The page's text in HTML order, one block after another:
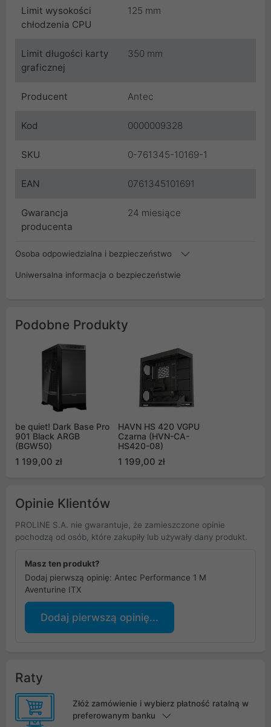
Limit wysokości
chłodzenia CPU
125 mm
Limit długości karty
graficznej
350 mm
Producent Antec
Kod 0000009328
SKU 0-761345-10169-1
EAN 0761345101691
Gwarancja
producenta
24 miesiące
Osoba odpowiedzialna i bezpieczeństwo
Uniwersalna informacja o bezpieczeństwie
Podobne Produkty
be quiet! Dark Base Pro
901 Black ARGB
(BGW50)
1 199,00 zł
HAVN HS 420 VGPU
Czarna (HVN-CA-
HS420-08)
1 199,00 zł
Opinie Klientów
PROLINE S.A. nie gwarantuje, że zamieszczone opinie
pochodzą od osób, które zakupiły lub używały dany produkt.
Masz ten produkt?
Dodaj pierwszą opinię: Antec Performance 1 M
Aventurine ITX
Dodaj pierwszą opinię...
Raty
Złóż zamówienie i wybierz płatność ratalną w
preferowanym banku